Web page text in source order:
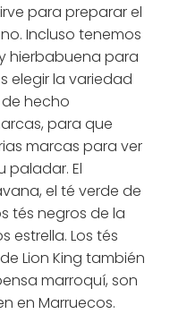
para preparar el
Incluso tenemos
hierbabuena para
elegir la variedad
hecho
para que
marcas para ver
paladar. El
el té verde de
tés negros de la
estrella. Los tés
Lion King también
marroquí, son
en Marruecos.